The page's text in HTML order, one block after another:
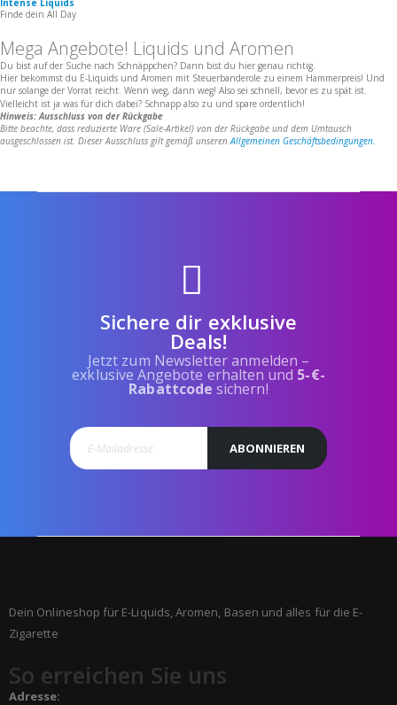
Finde dein All Day
Mega Angebote! Liquids und Aromen
Du bist auf der Suche nach Schnäppchen? Dann bist du hier genau richtig.
Hier bekommst du E-Liquids und Aromen mit Steuerbanderole zu einem Hammerpreis! Und
nur solange der Vorrat reicht. Wenn weg, dann weg! Also sei schnell, bevor es zu spät ist.
Vielleicht ist ja was für dich dabei? Schnapp also zu und spare ordentlich!
Hinweis: Ausschluss von der Rückgabe
Bitte beachte, dass reduzierte Ware (Sale-Artikel) von der Rückgabe und dem Umtausch
ausgeschlossen ist. Dieser Ausschluss gilt gemäß unserenAllgemeinen Geschäftsbedingungen.
Sichere dir exklusive
Deals!
Jetzt zum Newsletter anmelden –
exklusive Angebote erhalten und 5-€-
Rabattcode sichern!
ABONNIEREN
Dein Onlineshop für E-Liquids, Aromen, Basen und alles für die E-
Zigarette
So erreichen Sie uns
Adresse: